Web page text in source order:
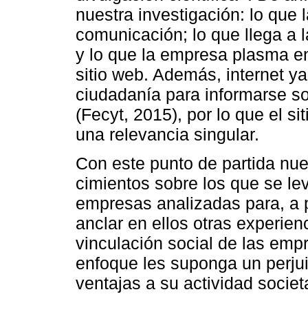
nuestra investigación: lo que
comunicación; lo que llega a
y lo que la empresa plasma
sitio web. Además, internet
ciudadanía para informarse
(Fecyt, 2015), por lo que el
una relevancia singular.
Con este punto de partida
cimientos sobre los que se
empresas analizadas para,
anclar en ellos otras
vinculación social de las
enfoque les suponga un
ventajas a su actividad